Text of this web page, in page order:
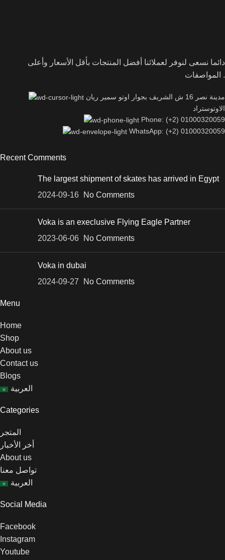
دائما نسعى لنوفر لعملائنا أفضل المنتجات بأقل الأسعار وأعلى
المواصفات .
مدينة نصر 16 ش الشريف بجوار اوتو سمير ريان
الاوتوستراد
Phone: (+2) 01000320059
WhatsApp: (+2) 01000320059
Recent Comments
The largest shipment of skates has arrived in Egypt
2024-09-16
No Comments
Voka is an execlusive Flying Eagle Partner
2023-06-06
No Comments
Voka in dubai
2024-09-27
No Comments
Menu
Home
Shop
About us
Contact us
Blogs
العربية
Categories
المتجر
أخر الأخبار
About us
تواصل معنا
العربية
Social Media
Facebook
Instagram
Youtube